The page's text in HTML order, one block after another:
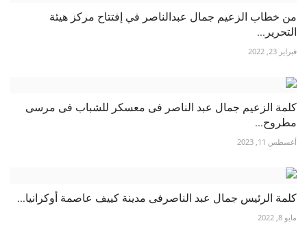
من خطاب الزعيم جمال عبدالناصر في إفتتاح مركز هيئة
التحرير...
فبراير 23, 2022
كلمة الزعيم جمال عبد الناصر فى معسكر للشباب فى مرسى
مطروح...
أغسطس 11, 2023
كلمة الرئيس جمال عبد الناصرفى مدينة كييف عاصمة أوكرانيا...
مايو 8, 2022